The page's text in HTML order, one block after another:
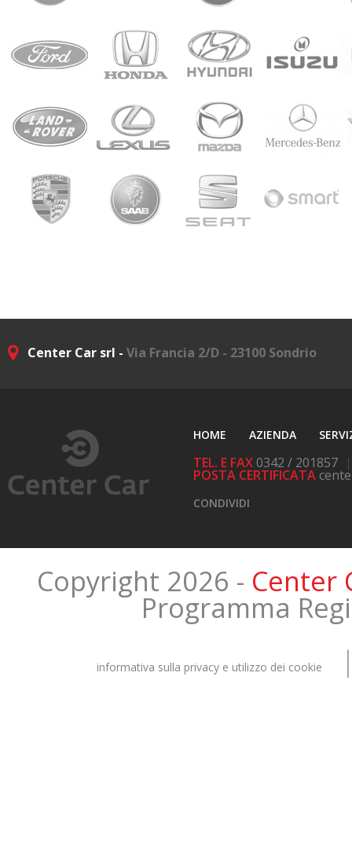
Center Car srl - Via Francia 2/D - 23100 Sondrio
HOME AZIENDA
TEL. E FAX 0342 / 201857 |
POSTA CERTIFICATA
CONDIVIDI
Copyright 2026 - Center
Programma
informativa sulla privacy e utilizzo dei cookie